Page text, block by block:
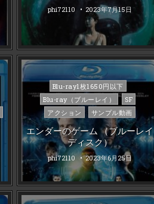
phi72110 2023年7月15日
Posted
in
Blu-ray1枚1650円以下
Blu-ray（ブルーレイ）
SF
アクション
サンプル動画
エンダーのゲーム （ブルーレイ
ディスク）
phi72110 2023年6月25日